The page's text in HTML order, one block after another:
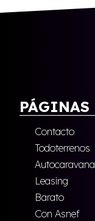
PÁGINAS
Contacto
Todoterrenos
Leasing
Barato
Con Asnef